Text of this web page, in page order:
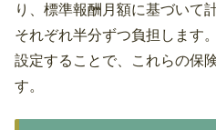
り、標準報酬月額に基づいて
それぞれ半分ずつ負担します
設定することで、これらの保
す。